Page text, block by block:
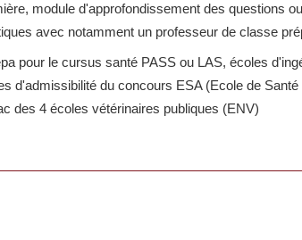
module d'approfondissement des questions
avec notamment un professeur de classe
pour le cursus santé PASS ou LAS, écoles
d'admissibilité du concours ESA (Ecole de
des 4 écoles vétérinaires publiques (ENV)